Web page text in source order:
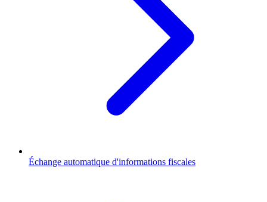
Échange automatique d'informations fiscales